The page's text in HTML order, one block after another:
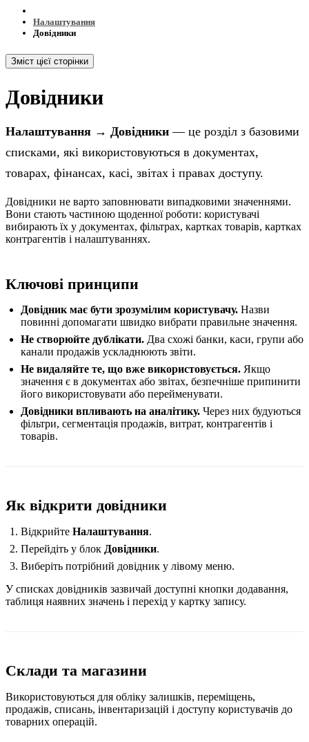
Налаштування
Довідники
Зміст цієї сторінки
Довідники
Налаштування → Довідники — це розділ з базовими
списками, які використовуються в документах,
товарах, фінансах, касі, звітах і правах доступу.
Довідники не варто заповнювати випадковими значеннями.
Вони стають частиною щоденної роботи: користувачі
вибирають їх у документах, фільтрах, картках товарів, картках
контрагентів і налаштуваннях.
Ключові принципи
Довідник має бути зрозумілим користувачу.Назви
повинні допомагати швидко вибрати правильне значення.
Не створюйте дублікати.Два схожі банки, каси, групи або
канали продажів ускладнюють звіти.
Не видаляйте те, що вже використовується.Якщо
значення є в документах або звітах, безпечніше припинити
його використовувати або перейменувати.
Довідники впливають на аналітику.Через них будуються
фільтри, сегментація продажів, витрат, контрагентів і
товарів.
Як відкрити довідники
Відкрийте Налаштування.
Перейдіть у блок Довідники.
Виберіть потрібний довідник у лівому меню.
У списках довідників зазвичай доступні кнопки додавання,
таблиця наявних значень і перехід у картку запису.
Склади та магазини
Використовуються для обліку залишків, переміщень,
продажів, списань, інвентаризацій і доступу користувачів до
товарних операцій.